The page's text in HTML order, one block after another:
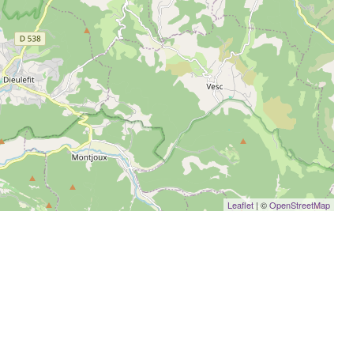
Leaflet | ©OpenStreetMap